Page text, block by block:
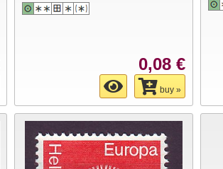
0,08 €
buy »